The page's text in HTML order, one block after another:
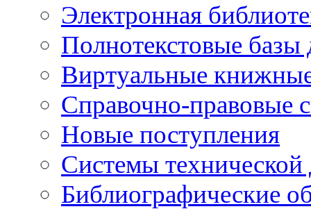
Электронная
Полнотекстовые
Виртуальные
Справочно-правовые
Новые поступления
Cистемы
Библиографические